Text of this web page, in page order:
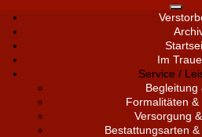
Im
Service /
Begleitung
Formalitäten
Versorgung
Bestattungsarten